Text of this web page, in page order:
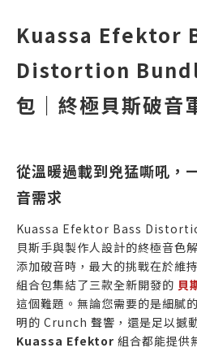
Kuassa Efektor
Distortion
包｜終極貝斯破音
從溫暖過載到兇猛嘶吼，
音需求
Kuassa Efektor Bass
貝斯手與製作人設計的終極音色
添加破音時，最大的挑戰在於維
組合包集結了三款全新開發的 貝
這個難題。無論您需要的是細膩
明的 Crunch 聲響，還是足以撼
Kuassa Efektor 組合都能提供